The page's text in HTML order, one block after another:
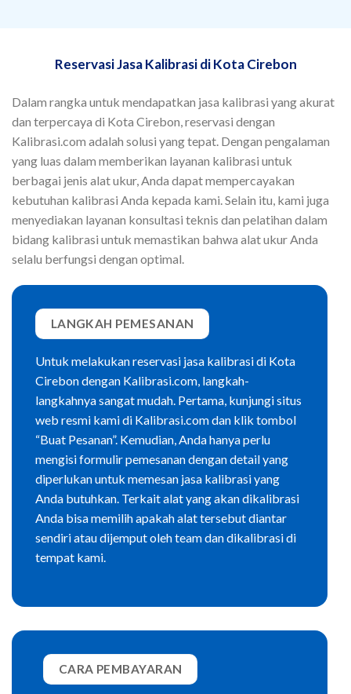
Reservasi Jasa Kalibrasi di Kota Cirebon
Dalam rangka untuk mendapatkan jasa kalibrasi yang akurat
dan terpercaya di Kota Cirebon, reservasi dengan
Kalibrasi.com adalah solusi yang tepat. Dengan pengalaman
yang luas dalam memberikan layanan kalibrasi untuk
berbagai jenis alat ukur, Anda dapat mempercayakan
kebutuhan kalibrasi Anda kepada kami. Selain itu, kami juga
menyediakan layanan konsultasi teknis dan pelatihan dalam
bidang kalibrasi untuk memastikan bahwa alat ukur Anda
selalu berfungsi dengan optimal.
LANGKAH PEMESANAN
Untuk melakukan reservasi jasa kalibrasi di Kota
Cirebon dengan Kalibrasi.com, langkah-
langkahnya sangat mudah. Pertama, kunjungi situs
web resmi kami di Kalibrasi.com dan klik tombol
“Buat Pesanan”. Kemudian, Anda hanya perlu
mengisi formulir pemesanan dengan detail yang
diperlukan untuk memesan jasa kalibrasi yang
Anda butuhkan. Terkait alat yang akan dikalibrasi
Anda bisa memilih apakah alat tersebut diantar
sendiri atau dijemput oleh team dan dikalibrasi di
tempat kami.
CARA PEMBAYARAN